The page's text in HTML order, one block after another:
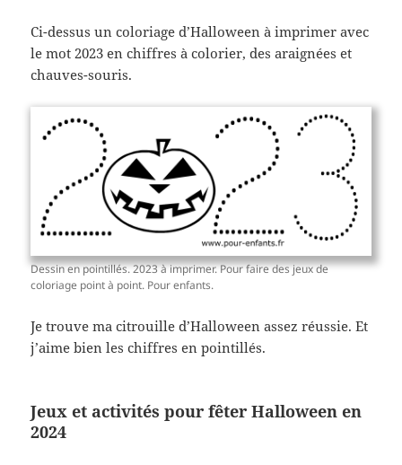
Ci-dessus un coloriage d’Halloween à imprimer avec
le mot 2023 en chiffres à colorier, des araignées et
chauves-souris.
Dessin en pointillés. 2023 à imprimer. Pour faire des jeux de
coloriage point à point. Pour enfants.
Je trouve ma citrouille d’Halloween assez réussie. Et
j’aime bien les chiffres en pointillés.
Jeux et activités pour fêter Halloween en
2024